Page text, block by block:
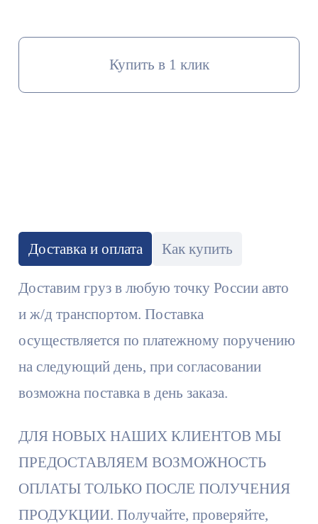
Купить в 1 клик
Доставка и оплата Как купить
Доставим груз в любую точку России авто
и ж/д транспортом. Поставка
осуществляется по платежному поручению
на следующий день, при согласовании
возможна поставка в день заказа.
ДЛЯ НОВЫХ НАШИХ КЛИЕНТОВ МЫ
ПРЕДОСТАВЛЯЕМ ВОЗМОЖНОСТЬ
ОПЛАТЫ ТОЛЬКО ПОСЛЕ ПОЛУЧЕНИЯ
ПРОДУКЦИИ. Получайте, проверяйте,